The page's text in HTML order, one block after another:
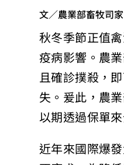
文／農業部畜牧司
秋冬季節正值
疫病影響。農
且確診撲殺，
失。爰此，農
以期透過保單
近年來國際爆